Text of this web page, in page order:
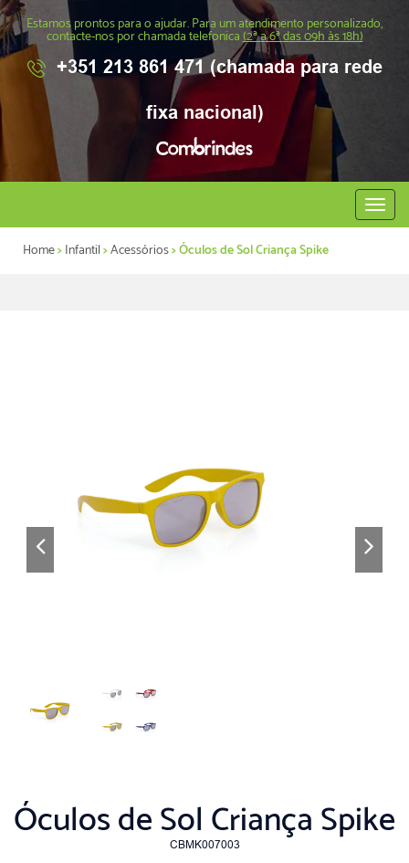
Estamos prontos para o ajudar. Para um atendimento personalizado,
contacte-nos por chamada telefonica(2ª a 6ª das 09h às 18h)
+351 213 861 471 (chamada para rede
fixa nacional)
Abrir
menu
Home>Infantil>Acessórios> Óculos de Sol Criança Spike
Óculos de Sol Criança Spike
CBMK007003